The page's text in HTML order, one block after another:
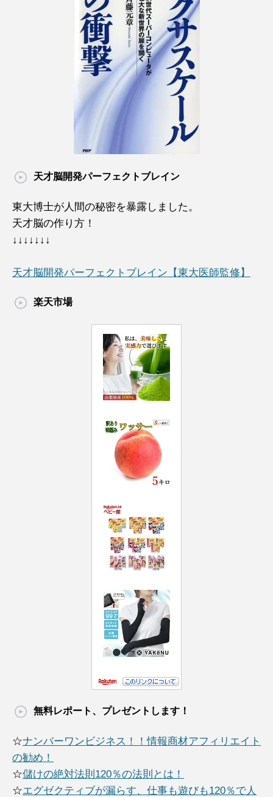
天才脳開発パーフェクトブレイン
東大博士が人間の秘密を暴露しました。
天才脳の作り方！
↓↓↓↓↓↓↓
天才脳開発パーフェクトブレイン【東大医師監修】
楽天市場
無料レポート、プレゼントします！
☆ナンバーワンビジネス！！情報商材アフィリエイト
の勧め！
☆儲けの絶対法則120％の法則とは！
☆エグゼクティブが漏らす、仕事も遊びも120％で人